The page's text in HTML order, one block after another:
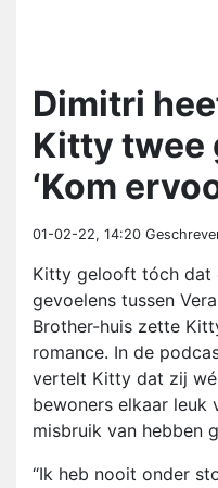
Dimitri
Kitty twee
‘Kom
01-02-22, 14:20
Kitty gelooft tóch dat
gevoelens tussen
Brother-huis zette
romance. In de
vertelt Kitty dat zij
bewoners elkaar leuk
misbruik van hebben
“Ik heb nooit onder